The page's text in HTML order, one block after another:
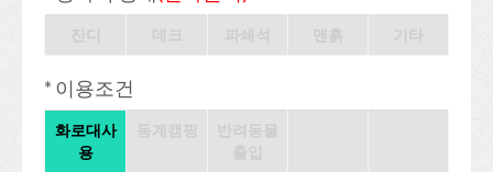
* 이용조건
화로대사
용